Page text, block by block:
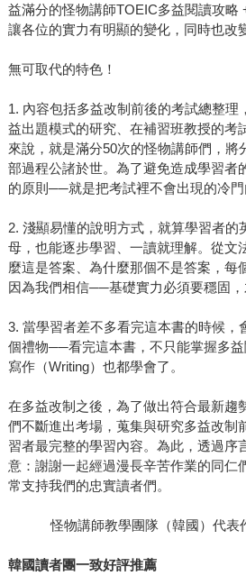
益滿分的怪物講師TOEIC多益閱讀攻略
讓各位的實力有明顯的變化，同時也改
無可取代的特色！
1. 內容包括多益改制前後的考試總整理
益出題模式的研究、在補習班教授的
來說，就是滿分50次的怪物講師們，將
部過程公諸於世。為了避免造成學習者
的原則──就是把考試裡不會出現的冷門
2. 淺顯易懂的說明方式，就算學習者的
母，也能逐步學習、一讀就理解。從文
麼這是答案、為什麼那個不是答案，每
因為我們相信──基礎實力必須要穩固，
3. 當學習者差不多看完這本書的時候，
個禮物──看完這本書，不只能掌握多
寫作（Writing）也都學會了。
在多益改制之後，為了做出符合最新趨
們不斷進出考場，蒐集與研究多益改制
習者最完整的學習內容。為此，透過序
意：謝謝一起經過漫長辛苦作業的同仁
常支持我們的忠實讀者們。
怪物講師教學團隊（韓國）代表
韓國讀者團一致好評推薦